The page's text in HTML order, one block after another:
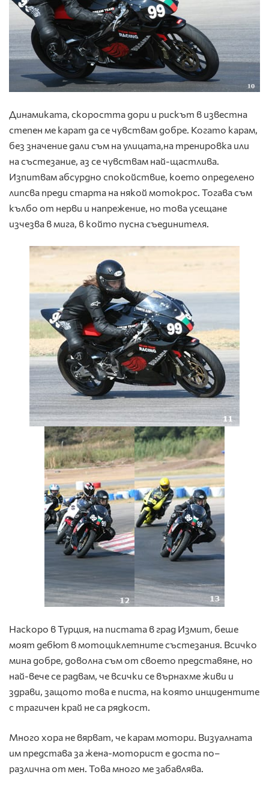
Динамиката, скоростта дори и рискът в известна
степен ме карат да се чувствам добре. Когато карам,
без значение дали съм на улицата,на тренировка или
на състезание, аз се чувствам най-щастлива.
Изпитвам абсурдно спокойствие, което определено
липсва преди старта на някой мотокрос. Тогава съм
кълбо от нерви и напрежение, но това усещане
изчезва в мига, в който пусна съединителя.
Наскоро в Турция, на пистата в град Измит, беше
моят дебют в мотоциклетните състезания. Всичко
мина добре, доволна съм от своето представяне, но
най-вече се радвам, че всички се върнахме живи и
здрави, защото това е писта, на която инцидентите
с трагичен край не са рядкост.
Много хора не вярват, че карам мотори. Визуалната
им представа за жена-моторист е доста по–
различна от мен. Това много ме забавлява.